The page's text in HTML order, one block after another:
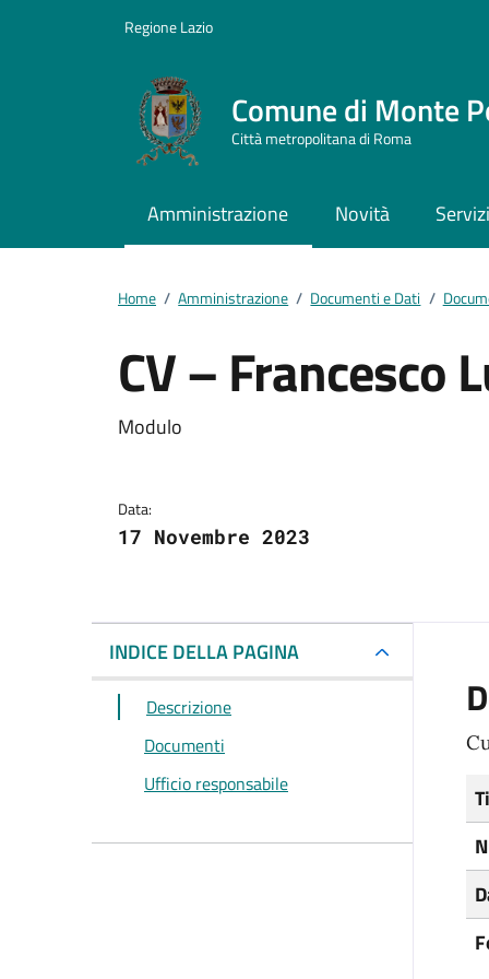
Regione Lazio
Comune di Monte
Città metropolitana di Roma
Amministrazione Novità Servizi
Home / Amministrazione / Documenti e Dati /
CV – Francesco
Dettagli del
Modulo
Data:
17 Novembre 2023
INDICE DELLA PAGINA
Descrizione
Documenti
Ufficio responsabile